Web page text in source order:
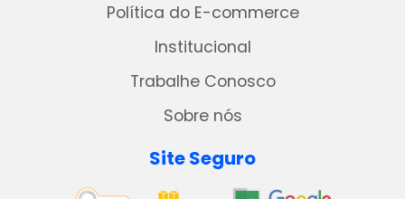
Política do E-commerce
Institucional
Trabalhe Conosco
Sobre nós
Site Seguro